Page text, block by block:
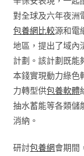
對全球及六年夜洲
包養網比較源和電
地區，提出了域內
計劃。該計劃既能
本錢實現動力綠色
力轉型供包養軟體
抽水蓄能等各類儲
消納。
研討包養網會期間